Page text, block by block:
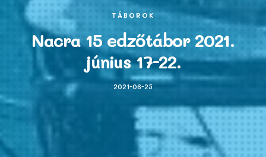
TÁBOROK
Nacra 15 edzőtábor 2021.
június 17-22.
2021-06-25